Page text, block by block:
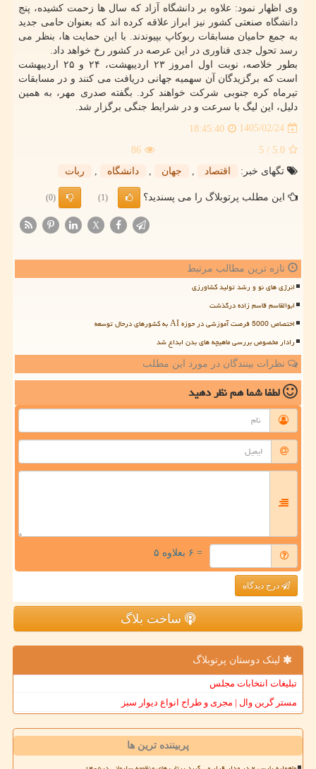
وی اظهار نمود: علاوه بر دانشگاه آزاد که سال ها زحمت کشیده، پنج
دانشگاه صنعتی کشور نیز ابراز علاقه کرده اند که بعنوان حامی جدید
به جمع حامیان مسابقات ربوکاپ بپیوندند. با این حمایت ها، بنظر می
رسد تحول جدی فناوری در این عرصه در کشور رخ خواهد داد.
بطور خلاصه، نوبت اول امروز ۲۳ اردیبهشت، ۲۴ و ۲۵ اردیبهشت
است که برگزیدگان آن سهمیه جهانی دریافت می کنند و در مسابقات
تیرماه کره جنوبی شرکت خواهند کرد. بگفته صدری مهر، به همین
دلیل، این لیگ با سرعت و در شرایط جنگی برگزار شد.
1405/02/24
18:45:40
5.0
/ 5
86
تگهای خبر:
اقتصاد جهان دانشگاه ربات
این مطلب پرتوبلاگ را می پسندید؟ (1)
(0)
X
تازه ترین مطالب مرتبط
انرژی های نو و رشد تولید کشاورزی
ابوالقاسم قاسم زاده درگذشت
اختصاص 5000 فرصت آموزشی در حوزه AI به کشورهای درحال توسعه
رادار مخصوص بررسی ماهیچه های بدن ابداع شد
نظرات بینندگان در مورد این مطلب
لطفا شما همنظر دهید
= ۶ بعلاوه ۵
درج دیدگاه
ساخت بلاگ
لینک دوستان پرتوبلاگ
تبلیغات انتخابات مجلس
مستر گرین وال | مجری و طراح انواع دیوار سبز
پربیننده ترین ها